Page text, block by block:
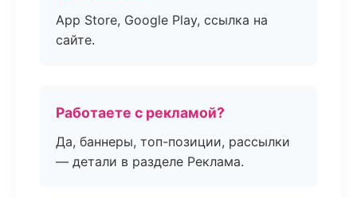
App Store, Google Play, ссылка на
сайте.
Работаете с рекламой?
Да, баннеры, топ-позиции, рассылки
— детали в разделе Реклама.